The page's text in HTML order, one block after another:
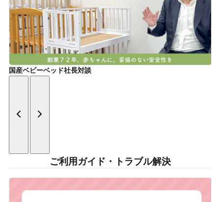
国産ベビーベッド社長対談
ご利用ガイド・トラブル解決